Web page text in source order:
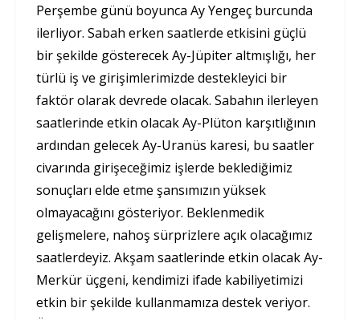
Perşembe günü boyunca Ay Yengeç burcunda
ilerliyor. Sabah erken saatlerde etkisini güçlü
bir şekilde gösterecek Ay-Jüpiter altmışlığı, her
türlü iş ve girişimlerimizde destekleyici bir
faktör olarak devrede olacak. Sabahın ilerleyen
saatlerinde etkin olacak Ay-Plüton karşıtlığının
ardından gelecek Ay-Uranüs karesi, bu saatler
civarında girişeceğimiz işlerde beklediğimiz
sonuçları elde etme şansımızın yüksek
olmayacağını gösteriyor. Beklenmedik
gelişmelere, nahoş sürprizlere açık olacağımız
saatlerdeyiz. Akşam saatlerinde etkin olacak Ay-
Merkür üçgeni, kendimizi ifade kabiliyetimizi
etkin bir şekilde kullanmamıza destek veriyor.